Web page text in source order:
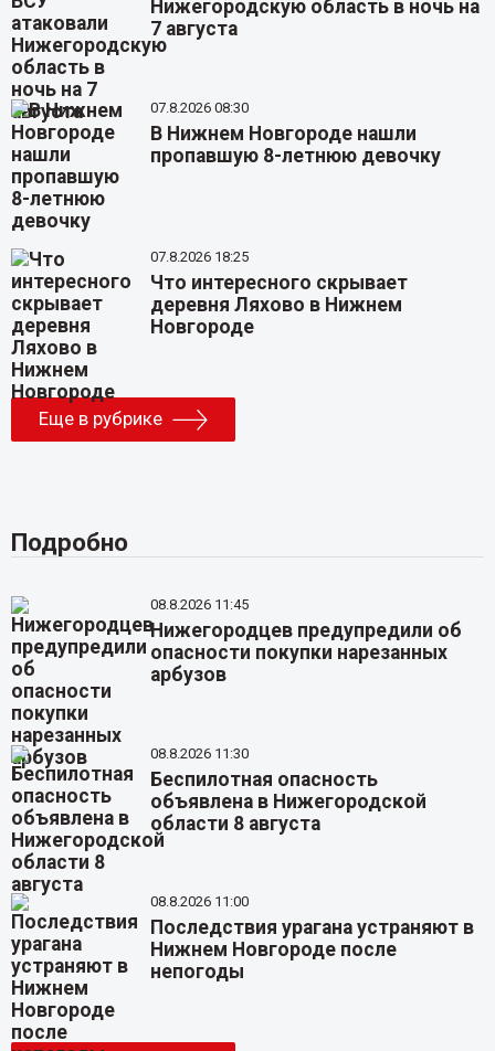
Нижегородскую область в ночь на
7 августа
07.8.2026 08:30
В Нижнем Новгороде нашли
пропавшую 8-летнюю девочку
07.8.2026 18:25
Что интересного скрывает
деревня Ляхово в Нижнем
Новгороде
Еще в рубрике
Подробно
08.8.2026 11:45
Нижегородцев предупредили об
опасности покупки нарезанных
арбузов
08.8.2026 11:30
Беспилотная опасность
объявлена в Нижегородской
области 8 августа
08.8.2026 11:00
Последствия урагана устраняют в
Нижнем Новгороде после
непогоды